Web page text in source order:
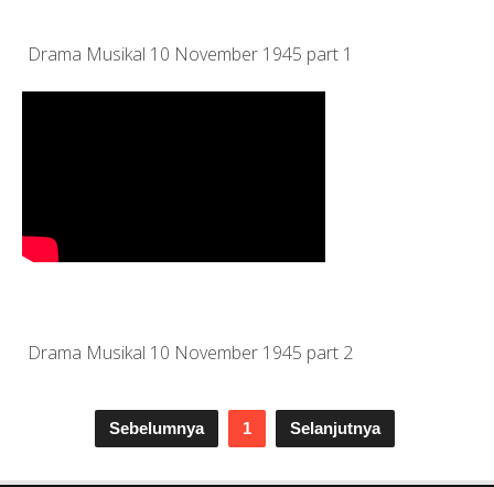
Drama Musikal 10 November 1945 part 1
Drama Musikal 10 November 1945 part 2
Sebelumnya 1 Selanjutnya